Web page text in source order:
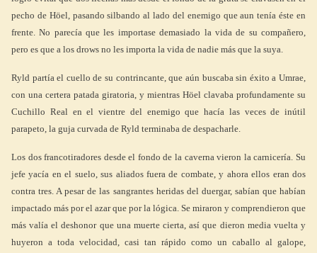
pecho de Höel, pasando silbando al lado del enemigo que aun tenía éste en
frente. No parecía que les importase demasiado la vida de su compañero,
pero es que a los drows no les importa la vida de nadie más que la suya.
Ryld partía el cuello de su contrincante, que aún buscaba sin éxito a Umrae,
con una certera patada giratoria, y mientras Höel clavaba profundamente su
Cuchillo Real en el vientre del enemigo que hacía las veces de inútil
parapeto, la guja curvada de Ryld terminaba de despacharle.
Los dos francotiradores desde el fondo de la caverna vieron la carnicería. Su
jefe yacía en el suelo, sus aliados fuera de combate, y ahora ellos eran dos
contra tres. A pesar de las sangrantes heridas del duergar, sabían que habían
impactado más por el azar que por la lógica. Se miraron y comprendieron que
más valía el deshonor que una muerte cierta, así que dieron media vuelta y
huyeron a toda velocidad, casi tan rápido como un caballo al galope,